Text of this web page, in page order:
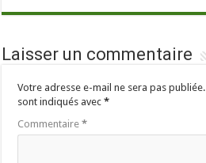
Laisser un commentaire
Votre adresse e-mail ne sera pas publiée.
sont indiqués avec*
Commentaire*